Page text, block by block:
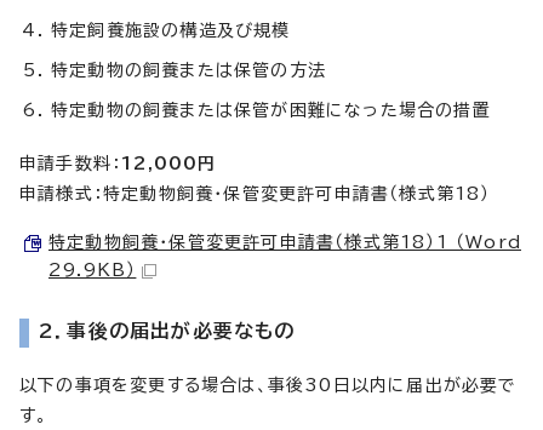
特定飼養施設の構造及び規模
特定動物の飼養または保管の方法
特定動物の飼養または保管が困難になった場合の措置
申請手数料： 12,000円
申請様式：特定動物飼養・保管変更許可申請書（様式第18）
特定動物飼養・保管変更許可申請書（様式第18）1 （Word
29.9KB）
2．事後の届出が必要なもの
以下の事項を変更する場合は、事後30日以内に届出が必要で
す。